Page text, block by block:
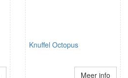
Knuffel Octopus
Meer info